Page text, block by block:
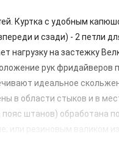
Куртка с удобным
и сзади) - 2 петли
нагрузку на застежку
рук фридайверов
идеальное
в области стыков и в
штанов) обработана
или резиновым валиком
с внешним покрытием